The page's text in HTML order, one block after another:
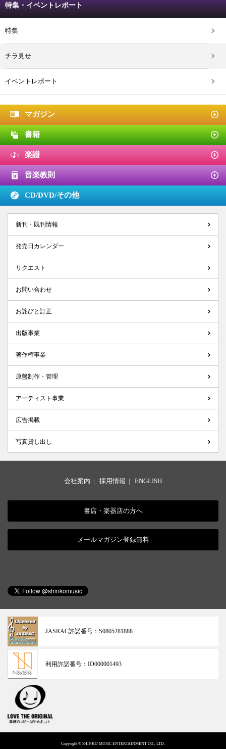
特集・イベントレポート
特集
チラ見せ
イベントレポート
マガジン
書籍
楽譜
音楽教則
CD/DVD/その他
新刊・既刊情報
発売日カレンダー
リクエスト
お問い合わせ
お詫びと訂正
出版事業
著作権事業
原盤制作・管理
アーティスト事業
広告掲載
写真貸し出し
会社案内 | 採用情報 | ENGLISH
書店・楽器店の方へ
メールマガジン登録無料
JASRAC許諾番号： S0805281888
利用許諾番号： ID000001493
Copyright © SHINKO MUSIC ENTERTAINMENT CO., LTD.